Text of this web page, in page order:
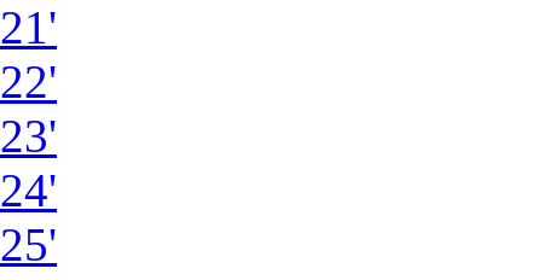
21'
22'
23'
24'
25'